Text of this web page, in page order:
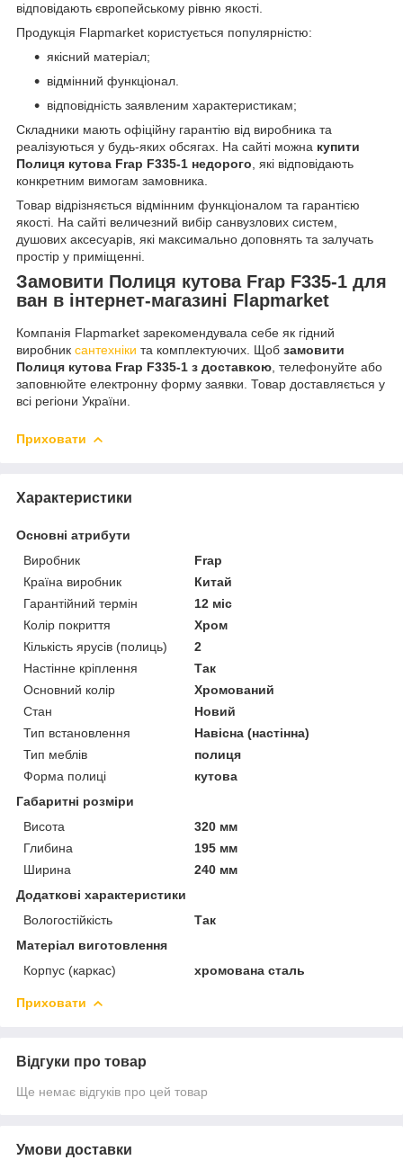
відповідають європейському рівню якості.
Продукція Flapmarket користується популярністю:
якісний матеріал;
відмінний функціонал.
відповідність заявленим характеристикам;
Складники мають офіційну гарантію від виробника та
реалізуються у будь-яких обсягах. На сайті можна купити
Полиця кутова Frap F335-1 недорого , які відповідають
конкретним вимогам замовника.
Товар відрізняється відмінним функціоналом та гарантією
якості. На сайті величезний вибір санвузлових систем,
душових аксесуарів, які максимально доповнять та залучать
простір у приміщенні.
Замовити Полиця кутова Frap F335-1 для
ван в інтернет-магазині Flapmarket
Компанія Flapmarket зарекомендувала себе як гідний
виробник сантехніки та комплектуючих. Щоб замовити
Полиця кутова Frap F335-1 з доставкою , телефонуйте або
заповнюйте електронну форму заявки. Товар доставляється у
всі регіони України.
Приховати
Характеристики
Основні атрибути
Виробник
Frap
Країна виробник
Китай
Гарантійний термін
12 міс
Колір покриття
Хром
Кількість ярусів (полиць)
2
Настінне кріплення
Так
Основний колір
Хромований
Стан
Новий
Тип встановлення
Навісна (настінна)
Тип меблів
полиця
Форма полиці
кутова
Габаритні розміри
Висота
320 мм
Глибина
195 мм
Ширина
240 мм
Додаткові характеристики
Вологостійкість
Так
Матеріал виготовлення
Корпус (каркас)
хромована сталь
Приховати
Відгуки про товар
Ще немає відгуків про цей товар
Умови доставки